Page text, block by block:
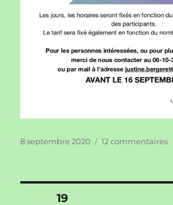
Publié
8 septembre 2020 12 commentaires
Pagination
PAGE19